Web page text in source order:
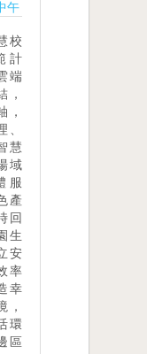
午
校
計
端
，
，
慧
域
服
產
回
生
安
率
幸
，
環
區